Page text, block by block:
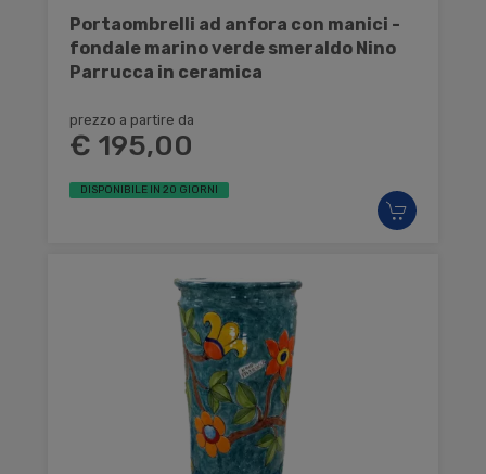
Portaombrelli ad anfora con manici -
fondale marino verde smeraldo Nino
Parrucca in ceramica
prezzo a partire da
€ 195,00
DISPONIBILE IN 20 GIORNI